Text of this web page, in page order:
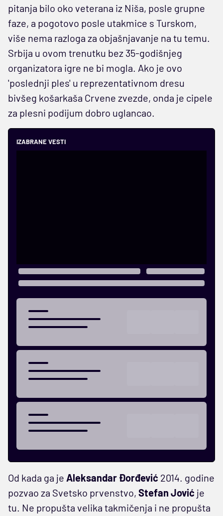
pitanja bilo oko veterana iz Niša, posle grupne
faze, a pogotovo posle utakmice s Turskom,
više nema razloga za objašnjavanje na tu temu.
Srbija u ovom trenutku bez 35-godišnjeg
organizatora igre ne bi mogla. Ako je ovo
'poslednji ples' u reprezentativnom dresu
bivšeg košarkaša Crvene zvezde, onda je cipele
za plesni podijum dobro uglancao.
IZABRANE VESTI
Od kada ga je Aleksandar Đorđević 2014. godine
pozvao za Svetsko prvenstvo, Stefan Jović je
tu. Ne propušta velika takmičenja i ne propušta